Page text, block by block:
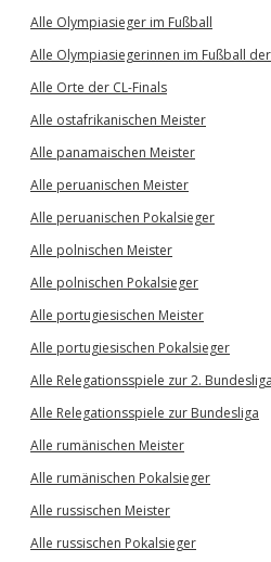
Alle Olympiasieger im Fußball
Alle Olympiasiegerinnen im Fußball
Alle Orte der CL-Finals
Alle ostafrikanischen Meister
Alle panamaischen Meister
Alle peruanischen Meister
Alle peruanischen Pokalsieger
Alle polnischen Meister
Alle polnischen Pokalsieger
Alle portugiesischen Meister
Alle portugiesischen Pokalsieger
Alle Relegationsspiele zur 2. Bundesliga
Alle Relegationsspiele zur Bundesliga
Alle rumänischen Meister
Alle rumänischen Pokalsieger
Alle russischen Meister
Alle russischen Pokalsieger